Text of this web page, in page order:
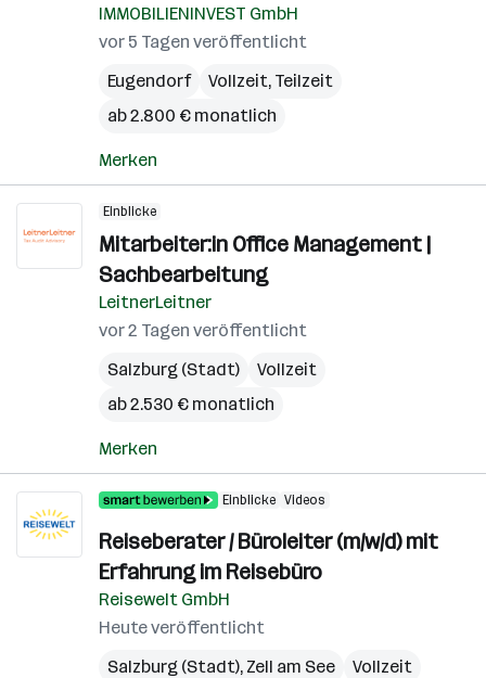
IMMOBILIENINVEST GmbH
vor 5 Tagen veröffentlicht
Eugendorf
Vollzeit, Teilzeit
ab 2.800 € monatlich
Merken
Einblicke
Mitarbeiter:in Office Management |
Sachbearbeitung
LeitnerLeitner
vor 2 Tagen veröffentlicht
Salzburg (Stadt)
Vollzeit
ab 2.530 € monatlich
Merken
Einblicke Videos
Reiseberater / Büroleiter (m/w/d) mit
Erfahrung im Reisebüro
Reisewelt GmbH
Heute veröffentlicht
Salzburg (Stadt), Zell am See Vollzeit